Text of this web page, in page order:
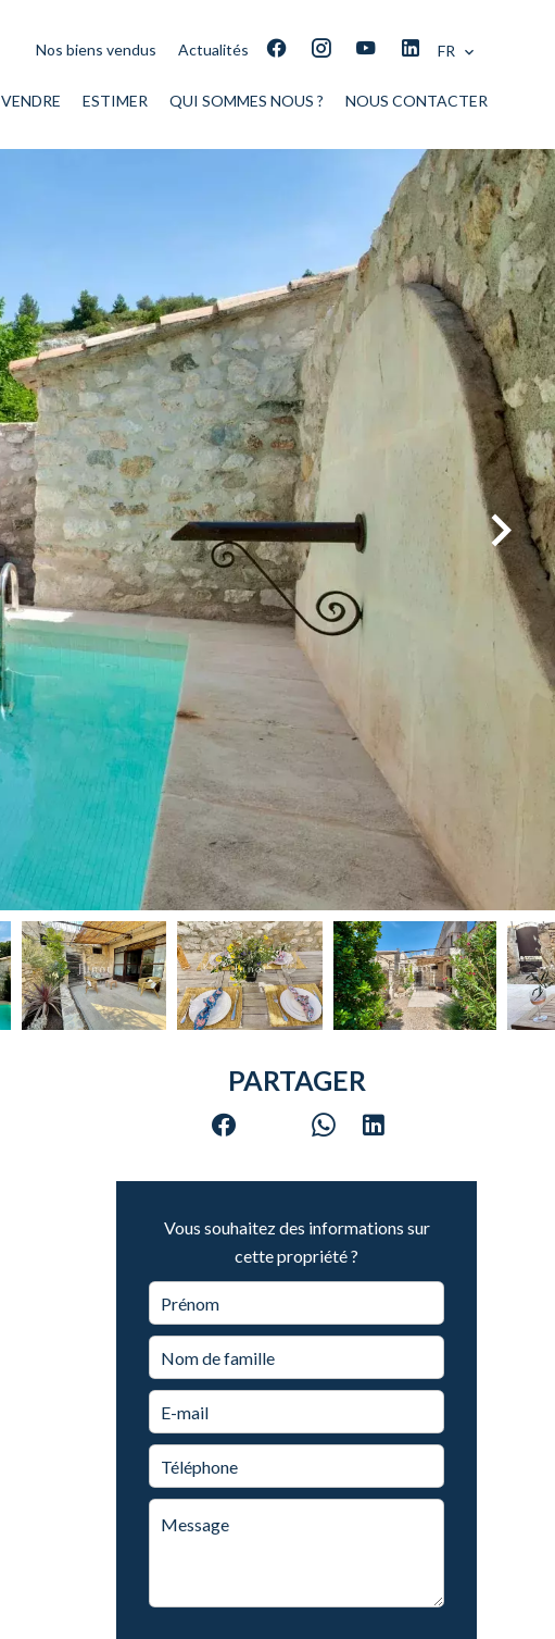
Nos biens vendus Actualités FR
VENDRE ESTIMER QUI SOMMES NOUS ? NOUS CONTACTER
PARTAGER
Vous souhaitez des informations sur
cette propriété ?